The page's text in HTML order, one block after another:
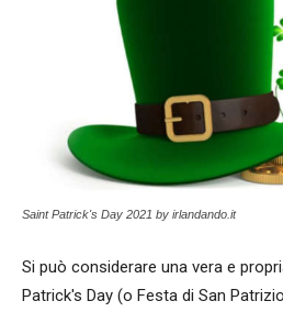
Saint Patrick's Day 2021 by irlandando.it
Si può considerare una vera e
Patrick's Day (o Festa di San